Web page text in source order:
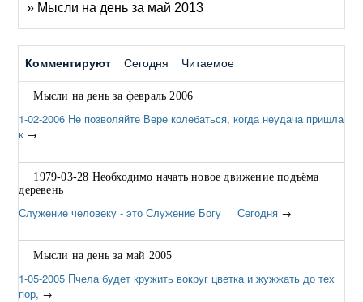
» Мысли на день за май 2013
Комментируют Сегодня Читаемое
Мысли на день за февраль 2006
1-02-2006 Не позволяйте Вере колебаться, когда неудача пришла
к →
1979-03-28 Необходимо начать новое движение подъёма
деревень
Служение человеку - это Служение Богу Сегодня →
Мысли на день за май 2005
1-05-2005 Пчела будет кружить вокруг цветка и жужжать до тех
пор, →